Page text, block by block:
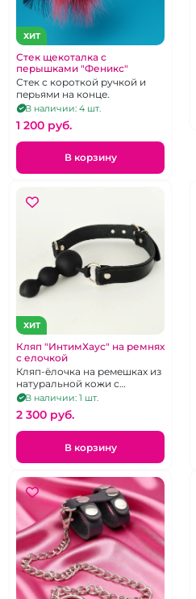
ХИТ
Стек щекоталка с
перышками "Феникс"
Стек с короткой ручкой и
перьями на конце.
В наличии: 4 шт.
1 200 pуб.
В корзину
ХИТ
Кляп "ИнтимХаус" на ремнях
с елочкой
Кляп-ёлочка на ремешках из
натуральной кожи с
лаковыми вставками, не
дышащий
В наличии: 1 шт.
2 300 pуб.
В корзину